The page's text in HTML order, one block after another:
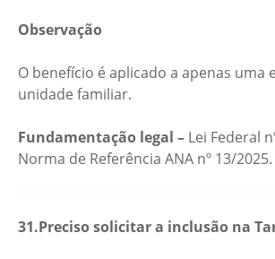
Observação
O benefício é aplicado a apenas uma
unidade familiar.
Fundamentação legal – Lei Federal
Norma de Referência ANA nº 13/2025.
31.Preciso solicitar a inclusão na